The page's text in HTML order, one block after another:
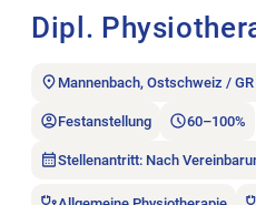
Dipl.
Mannenbach, Ostschweiz /
Festanstellung 60–100%
Stellenantritt: Nach